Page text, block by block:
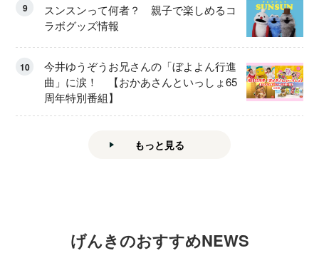
9
スンスンって何者？ 親子で楽しめるコ
ラボグッズ情報
10
今井ゆうぞうお兄さんの「ぼよよん行進
曲」に涙！ 【おかあさんといっしょ65
周年特別番組】
もっと見る
げんきのおすすめNEWS